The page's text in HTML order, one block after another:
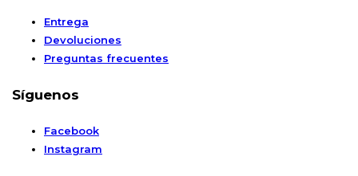
Entrega
Devoluciones
Preguntas frecuentes
Síguenos
Facebook
Instagram